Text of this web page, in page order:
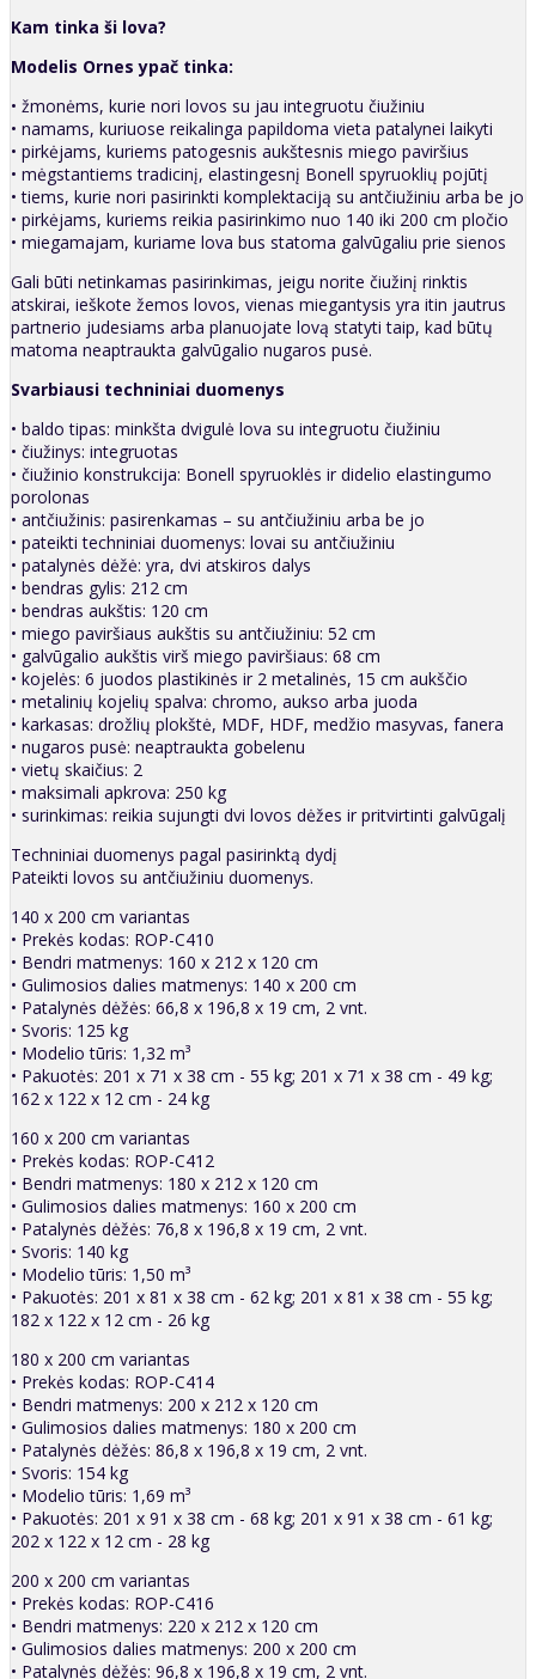
Kam tinka ši lova?
Modelis Ornes ypač tinka:
• žmonėms, kurie nori lovos su jau integruotu čiužiniu
• namams, kuriuose reikalinga papildoma vieta patalynei laikyti
• pirkėjams, kuriems patogesnis aukštesnis miego paviršius
• mėgstantiems tradicinį, elastingesnį Bonell spyruoklių pojūtį
• tiems, kurie nori pasirinkti komplektaciją su antčiužiniu arba be jo
• pirkėjams, kuriems reikia pasirinkimo nuo 140 iki 200 cm pločio
• miegamajam, kuriame lova bus statoma galvūgaliu prie sienos
Gali būti netinkamas pasirinkimas, jeigu norite čiužinį rinktis
atskirai, ieškote žemos lovos, vienas miegantysis yra itin jautrus
partnerio judesiams arba planuojate lovą statyti taip, kad būtų
matoma neaptraukta galvūgalio nugaros pusė.
Svarbiausi techniniai duomenys
• baldo tipas: minkšta dvigulė lova su integruotu čiužiniu
• čiužinys: integruotas
• čiužinio konstrukcija: Bonell spyruoklės ir didelio elastingumo
porolonas
• antčiužinis: pasirenkamas – su antčiužiniu arba be jo
• pateikti techniniai duomenys: lovai su antčiužiniu
• patalynės dėžė: yra, dvi atskiros dalys
• bendras gylis: 212 cm
• bendras aukštis: 120 cm
• miego paviršiaus aukštis su antčiužiniu: 52 cm
• galvūgalio aukštis virš miego paviršiaus: 68 cm
• kojelės: 6 juodos plastikinės ir 2 metalinės, 15 cm aukščio
• metalinių kojelių spalva: chromo, aukso arba juoda
• karkasas: drožlių plokštė, MDF, HDF, medžio masyvas, fanera
• nugaros pusė: neaptraukta gobelenu
• vietų skaičius: 2
• maksimali apkrova: 250 kg
• surinkimas: reikia sujungti dvi lovos dėžes ir pritvirtinti galvūgalį
Techniniai duomenys pagal pasirinktą dydį
Pateikti lovos su antčiužiniu duomenys.
140 x 200 cm variantas
• Prekės kodas: ROP-C410
• Bendri matmenys: 160 x 212 x 120 cm
• Gulimosios dalies matmenys: 140 x 200 cm
• Patalynės dėžės: 66,8 x 196,8 x 19 cm, 2 vnt.
• Svoris: 125 kg
• Modelio tūris: 1,32 m³
• Pakuotės: 201 x 71 x 38 cm - 55 kg; 201 x 71 x 38 cm - 49 kg;
162 x 122 x 12 cm - 24 kg
160 x 200 cm variantas
• Prekės kodas: ROP-C412
• Bendri matmenys: 180 x 212 x 120 cm
• Gulimosios dalies matmenys: 160 x 200 cm
• Patalynės dėžės: 76,8 x 196,8 x 19 cm, 2 vnt.
• Svoris: 140 kg
• Modelio tūris: 1,50 m³
• Pakuotės: 201 x 81 x 38 cm - 62 kg; 201 x 81 x 38 cm - 55 kg;
182 x 122 x 12 cm - 26 kg
180 x 200 cm variantas
• Prekės kodas: ROP-C414
• Bendri matmenys: 200 x 212 x 120 cm
• Gulimosios dalies matmenys: 180 x 200 cm
• Patalynės dėžės: 86,8 x 196,8 x 19 cm, 2 vnt.
• Svoris: 154 kg
• Modelio tūris: 1,69 m³
• Pakuotės: 201 x 91 x 38 cm - 68 kg; 201 x 91 x 38 cm - 61 kg;
202 x 122 x 12 cm - 28 kg
200 x 200 cm variantas
• Prekės kodas: ROP-C416
• Bendri matmenys: 220 x 212 x 120 cm
• Gulimosios dalies matmenys: 200 x 200 cm
• Patalynės dėžės: 96,8 x 196,8 x 19 cm, 2 vnt.